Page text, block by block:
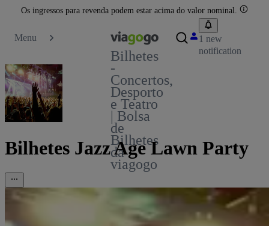
Os ingressos para revenda podem estar acima do valor nominal.
Menu
Bilhetes
-
Concertos,
Desporto
e Teatro
| Bolsa
de
Bilhetes
da
viagogo
1 new
notification
Bilhetes Jazz Age Lawn Party